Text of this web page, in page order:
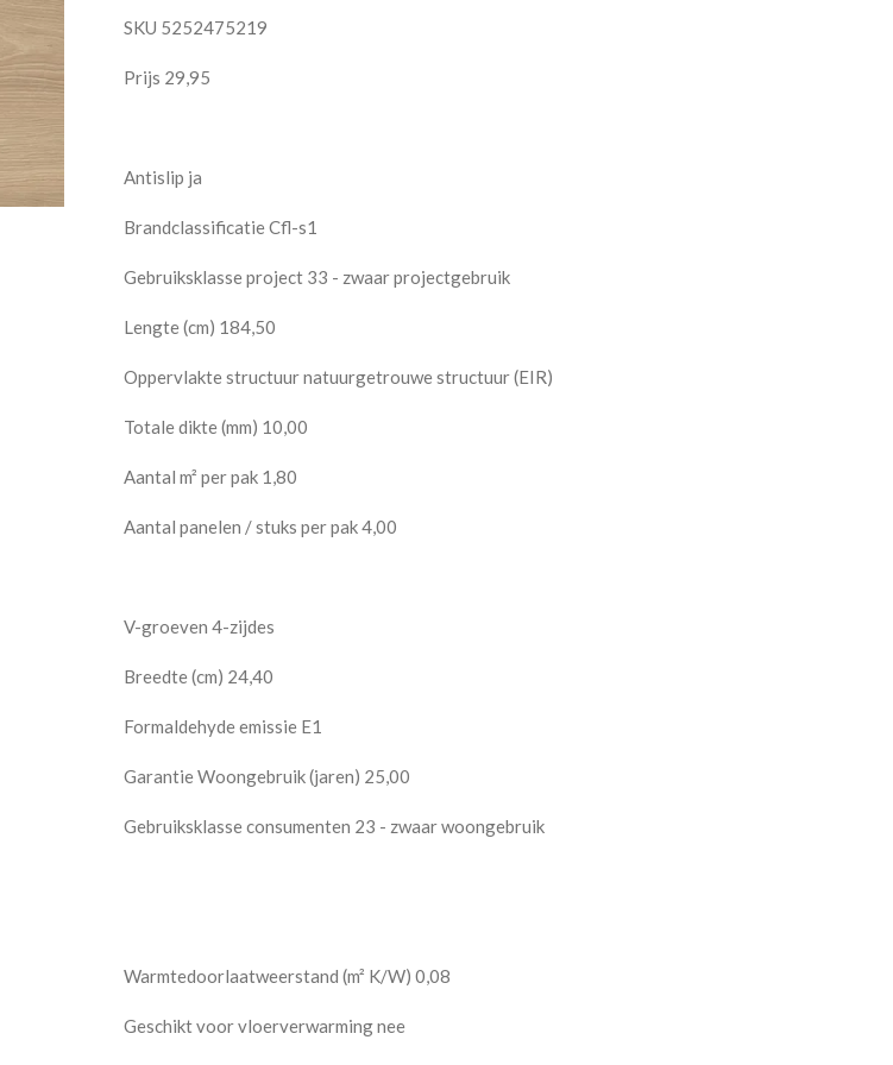
SKU 5252475219
Prijs 29,95
Antislip ja
Brandclassificatie Cfl-s1
Gebruiksklasse project 33 - zwaar projectgebruik
Lengte (cm) 184,50
Oppervlakte structuur natuurgetrouwe structuur (EIR)
Totale dikte (mm) 10,00
Aantal m² per pak 1,80
Aantal panelen / stuks per pak 4,00
V-groeven 4-zijdes
Breedte (cm) 24,40
Formaldehyde emissie E1
Garantie Woongebruik (jaren) 25,00
Gebruiksklasse consumenten 23 - zwaar woongebruik
Warmtedoorlaatweerstand (m² K/W) 0,08
Geschikt voor vloerverwarming nee